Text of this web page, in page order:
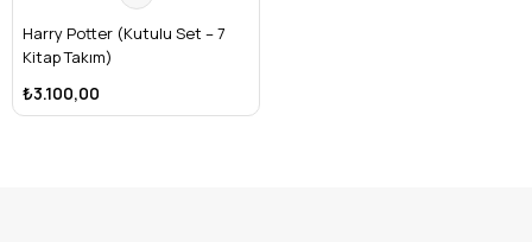
Harry Potter (Kutulu Set – 7
Kitap Takım)
₺3.100,00